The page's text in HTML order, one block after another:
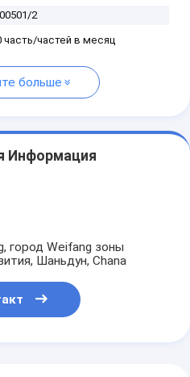
2
часть/частей в месяц
больше
Информация
город Weifang зоны
Шаньдун, Chana